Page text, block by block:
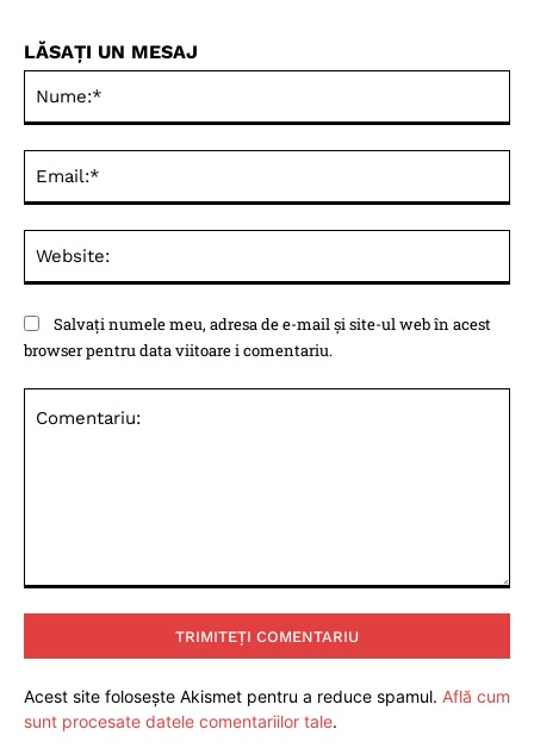
LĂSAȚI UN MESAJ
Salvați numele meu, adresa de e-mail și site-ul web în acest
browser pentru data viitoare i comentariu.
Acest site folosește Akismet pentru a reduce spamul. Află cum
sunt procesate datele comentariilor tale.